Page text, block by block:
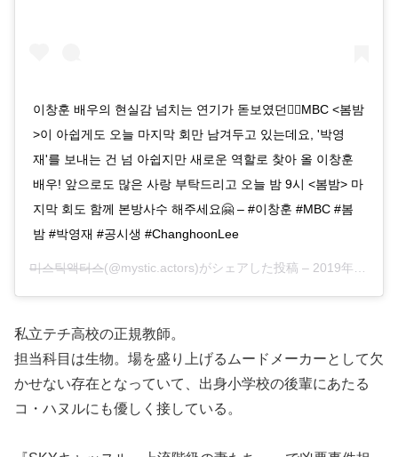
이창훈 배우의 현실감 넘치는 연기가 돋보였던👍🏻MBC <봄밤
>이 아쉽게도 오늘 마지막 회만 남겨두고 있는데요, '박영
재'를 보내는 건 넘 아쉽지만 새로운 역할로 찾아 올 이창훈
배우! 앞으로도 많은 사랑 부탁드리고 오늘 밤 9시 <봄밤> 마
지막 회도 함께 본방사수 해주세요🤗 – #이창훈 #MBC #봄
밤 #박영재 #공시생 #ChanghoonLee
미스틱액터스(@mystic.actors)がシェアした投稿 – 2019年 7月月10日午後8時44分PDT
私立テチ高校の正規教師。
担当科目は生物。場を盛り上げるムードメーカーとして欠
かせない存在となっていて、出身小学校の後輩にあたる
コ・ハヌルにも優しく接している。